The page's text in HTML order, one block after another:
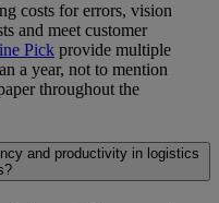
costs for errors, vision
and meet customer
Pick provide multiple
a year, not to mention
throughout the
and productivity in logistics